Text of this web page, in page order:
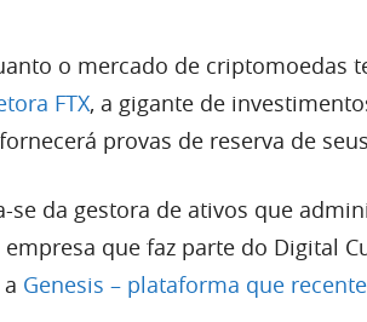
o mercado de criptomoedas
FTX, a gigante de
provas de reserva de
se da gestora de ativos que
que faz parte do Digital
Genesis – plataforma que